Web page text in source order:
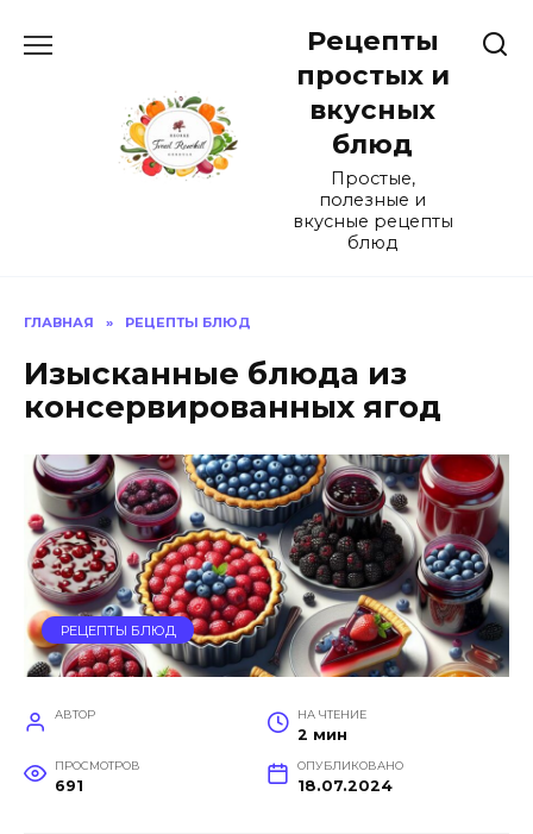
Рецепты
простых и
вкусных
блюд
Простые,
полезные и
вкусные рецепты
блюд
ГЛАВНАЯ » РЕЦЕПТЫ БЛЮД
Изысканные блюда из
консервированных ягод
РЕЦЕПТЫ БЛЮД
АВТОР НА ЧТЕНИЕ
2 мин
ПРОСМОТРОВ
691
ОПУБЛИКОВАНО
18.07.2024